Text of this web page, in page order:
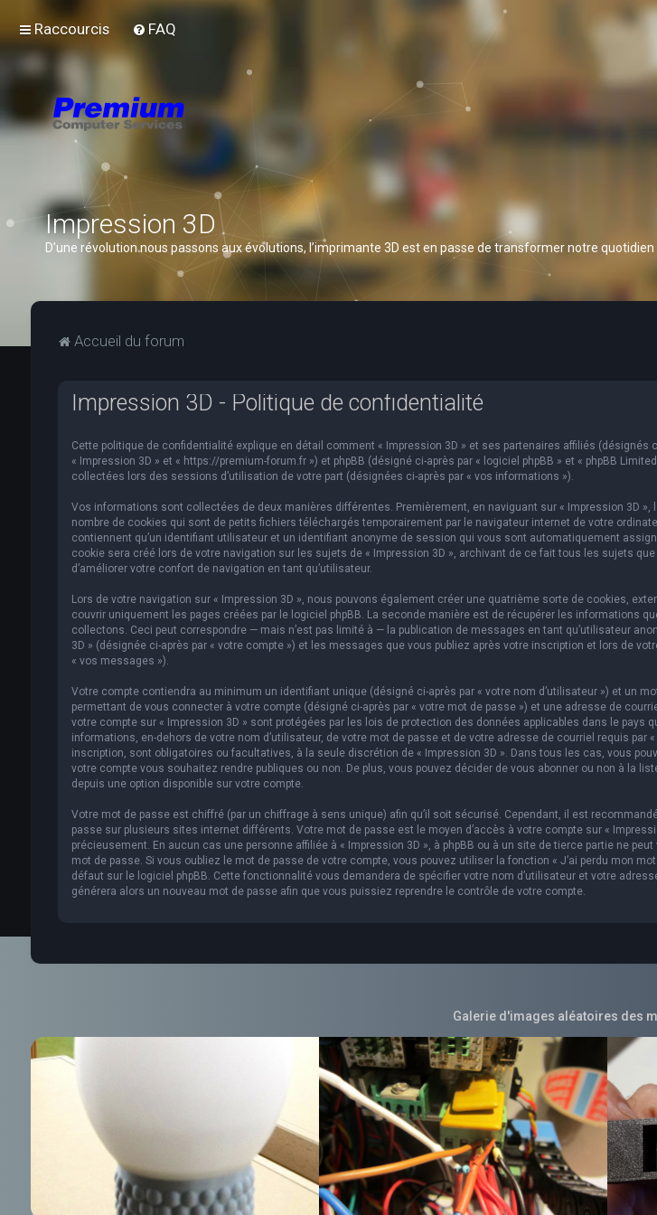
Raccourcis FAQ
Impression 3D
D’une révolution nous passons aux évolutions, l’imprimante 3D est en passe de transformer notre
Accueil du forum
Impression 3D - Politique de confidentialité
Cette politique de confidentialité explique en détail comment « Impression 3D » et ses partenaires affiliés (désignés
« Impression 3D » et « https://premium-forum.fr ») et phpBB (désigné ci-après par « logiciel phpBB » et « phpBB
collectées lors des sessions d’utilisation de votre part (désignées ci-après par « vos informations »).
Vos informations sont collectées de deux manières différentes. Premièrement, en naviguant sur « Impression 3D »,
nombre de cookies qui sont de petits fichiers téléchargés temporairement par le navigateur internet de votre
contiennent qu’un identifiant utilisateur et un identifiant anonyme de session qui vous sont automatiquement
cookie sera créé lors de votre navigation sur les sujets de « Impression 3D », archivant de ce fait tous les sujets
d’améliorer votre confort de navigation en tant qu’utilisateur.
Lors de votre navigation sur « Impression 3D », nous pouvons également créer une quatrième sorte de cookies,
couvrir uniquement les pages créées par le logiciel phpBB. La seconde manière est de récupérer les informations
collectons. Ceci peut correspondre — mais n’est pas limité à — la publication de messages en tant qu’utilisateur
3D » (désignée ci-après par « votre compte ») et les messages que vous publiez après votre inscription et lors de
« vos messages »).
Votre compte contiendra au minimum un identifiant unique (désigné ci-après par « votre nom d’utilisateur ») et un
permettant de vous connecter à votre compte (désigné ci-après par « votre mot de passe ») et une adresse de
votre compte sur « Impression 3D » sont protégées par les lois de protection des données applicables dans le pays
informations, en-dehors de votre nom d’utilisateur, de votre mot de passe et de votre adresse de courriel requis par
inscription, sont obligatoires ou facultatives, à la seule discrétion de « Impression 3D ». Dans tous les cas, vous
votre compte vous souhaitez rendre publiques ou non. De plus, vous pouvez décider de vous abonner ou non à la
depuis une option disponible sur votre compte.
Votre mot de passe est chiffré (par un chiffrage à sens unique) afin qu’il soit sécurisé. Cependant, il est
passe sur plusieurs sites internet différents. Votre mot de passe est le moyen d’accès à votre compte sur «
précieusement. En aucun cas une personne affiliée à « Impression 3D », à phpBB ou à un site de tierce partie ne
mot de passe. Si vous oubliez le mot de passe de votre compte, vous pouvez utiliser la fonction « J’ai perdu mon
défaut sur le logiciel phpBB. Cette fonctionnalité vous demandera de spécifier votre nom d’utilisateur et votre
générera alors un nouveau mot de passe afin que vous puissiez reprendre le contrôle de votre compte.
Galerie d'images aléatoires des